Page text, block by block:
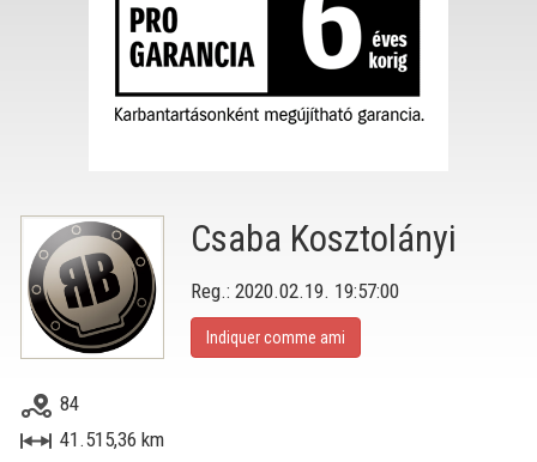
Csaba Kosztolányi
Reg.: 2020.02.19. 19:57:00
Indiquer comme ami
84
41.515,36 km